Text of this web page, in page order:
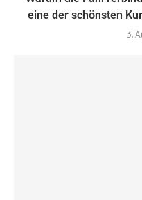
eine der schönsten
3.